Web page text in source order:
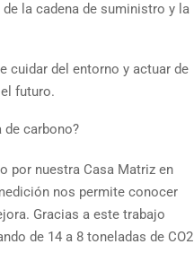
la cadena de suministro y la
cuidar del entorno y actuar de
futuro.
carbono?
por nuestra Casa Matriz en
nos permite conocer
Gracias a este trabajo
de 14 a 8 toneladas de CO2